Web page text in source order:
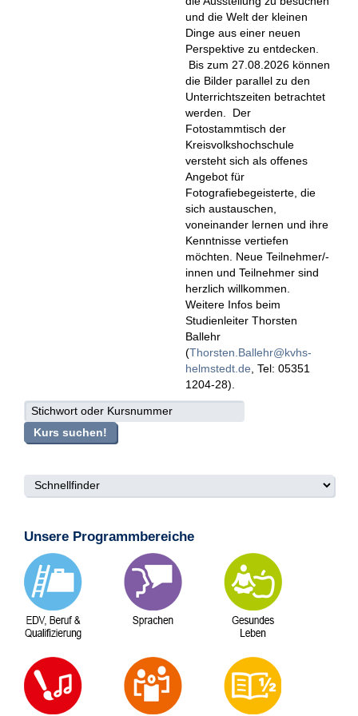
und die Welt der kleinen
Dinge aus einer neuen
Perspektive zu entdecken.
Bis zum 27.08.2026 können
die Bilder parallel zu den
Unterrichtszeiten betrachtet
werden. Der
Fotostammtisch der
Kreisvolkshochschule
versteht sich als offenes
Angebot für
Fotografiebegeisterte, die
sich austauschen,
voneinander lernen und ihre
Kenntnisse vertiefen
möchten. Neue Teilnehmer/-
innen und Teilnehmer sind
herzlich willkommen.
Weitere Infos beim
Studienleiter Thorsten
Ballehr
(Thorsten.Ballehr
kvhs-
helmstedt de , Tel: 05351
1204-28).
suche
Kurs suchen!
Unsere Programmbereiche